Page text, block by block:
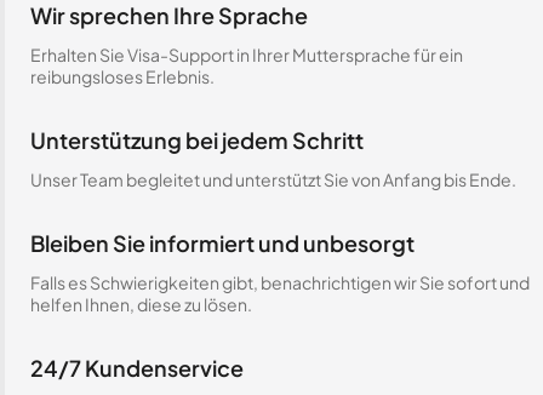
Wir sprechen Ihre Sprache
Erhalten Sie Visa-Support in Ihrer Muttersprache für ein
reibungsloses Erlebnis.
Unterstützung bei jedem Schritt
Unser Team begleitet und unterstützt Sie von Anfang bis Ende.
Bleiben Sie informiert und unbesorgt
Falls es Schwierigkeiten gibt, benachrichtigen wir Sie sofort und
helfen Ihnen, diese zu lösen.
24/7 Kundenservice